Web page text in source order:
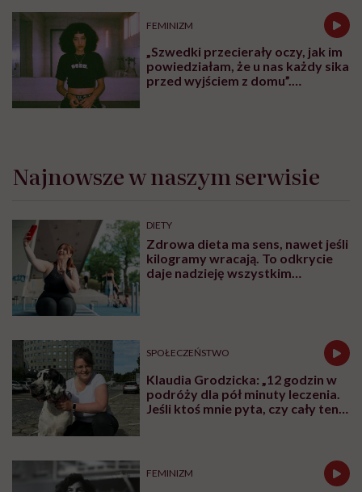
dziecko, wsparcia potrzebuje cała rodzina.
#Aktywistka. Sprawia, że pewne rzeczy się
inicjują, łączy ludzi i projekty, kocha
może się czaić za rogiem
Zobacz profil
Udostępnij
Powiązane tematy:
chore dziecko Dziecko podcast
Rodzice szpitale